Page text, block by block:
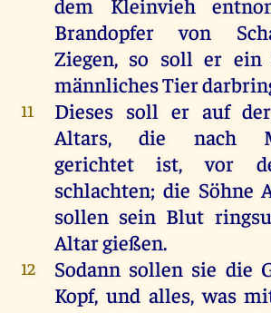
Brandopfer von
Ziegen, so soll er ein
männliches Tier
11
Dieses soll er auf
Altars, die nach
gerichtet ist, vor
schlachten; die Söhne
sollen sein Blut
Altar gießen.
12
Sodann sollen sie die
Kopf, und alles, was